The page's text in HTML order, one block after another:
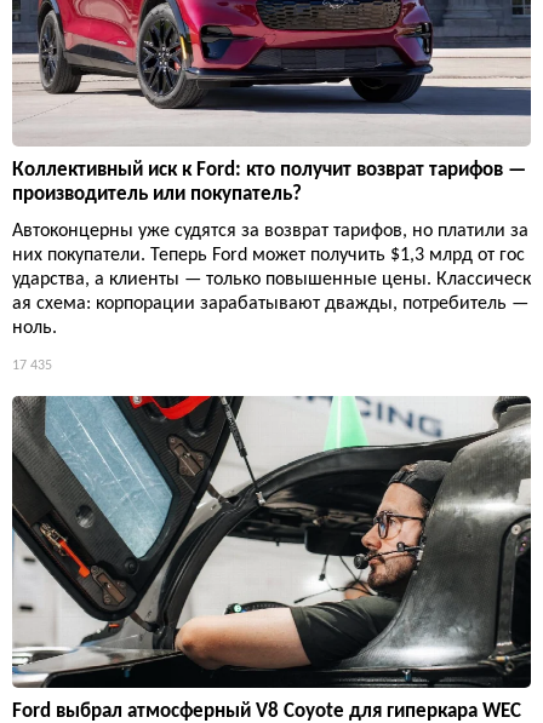
Коллективный иск к Ford: кто получит возврат тарифов —
производитель или покупатель?
Автоконцерны уже судятся за возврат тарифов, но платили за
них покупатели. Теперь Ford может получить $1,3 млрд от гос
ударства, а клиенты — только повышенные цены. Классическ
ая схема: корпорации зарабатывают дважды, потребитель —
ноль.
17 435
Ford выбрал атмосферный V8 Coyote для гиперкара WEC